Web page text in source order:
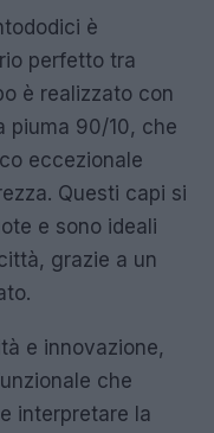
è
perfetto tra
è realizzato con
piuma 90/10, che
eccezionale
Questi capi si
e sono ideali
grazie a un
e innovazione,
che
interpretare la